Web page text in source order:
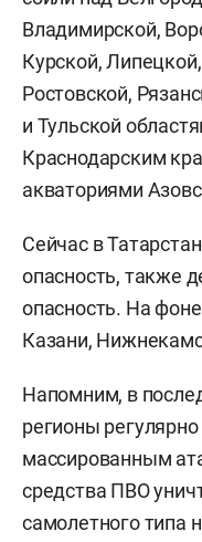
Владимирской,
Курской,
Ростовской,
и Тульской
Краснодарским
акваториями
Сейчас в
опасность, также
опасность. На
Казани,
Напомним, в
регионы
массированным
средства ПВО
самолетного типа